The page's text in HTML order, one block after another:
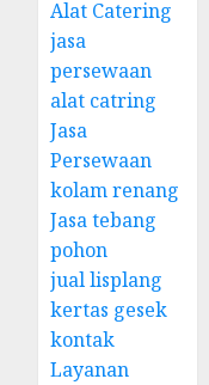
Alat Catering
jasa
persewaan
alat catring
Jasa
Persewaan
kolam renang
Jasa tebang
pohon
jual lisplang
kertas gesek
kontak
Layanan